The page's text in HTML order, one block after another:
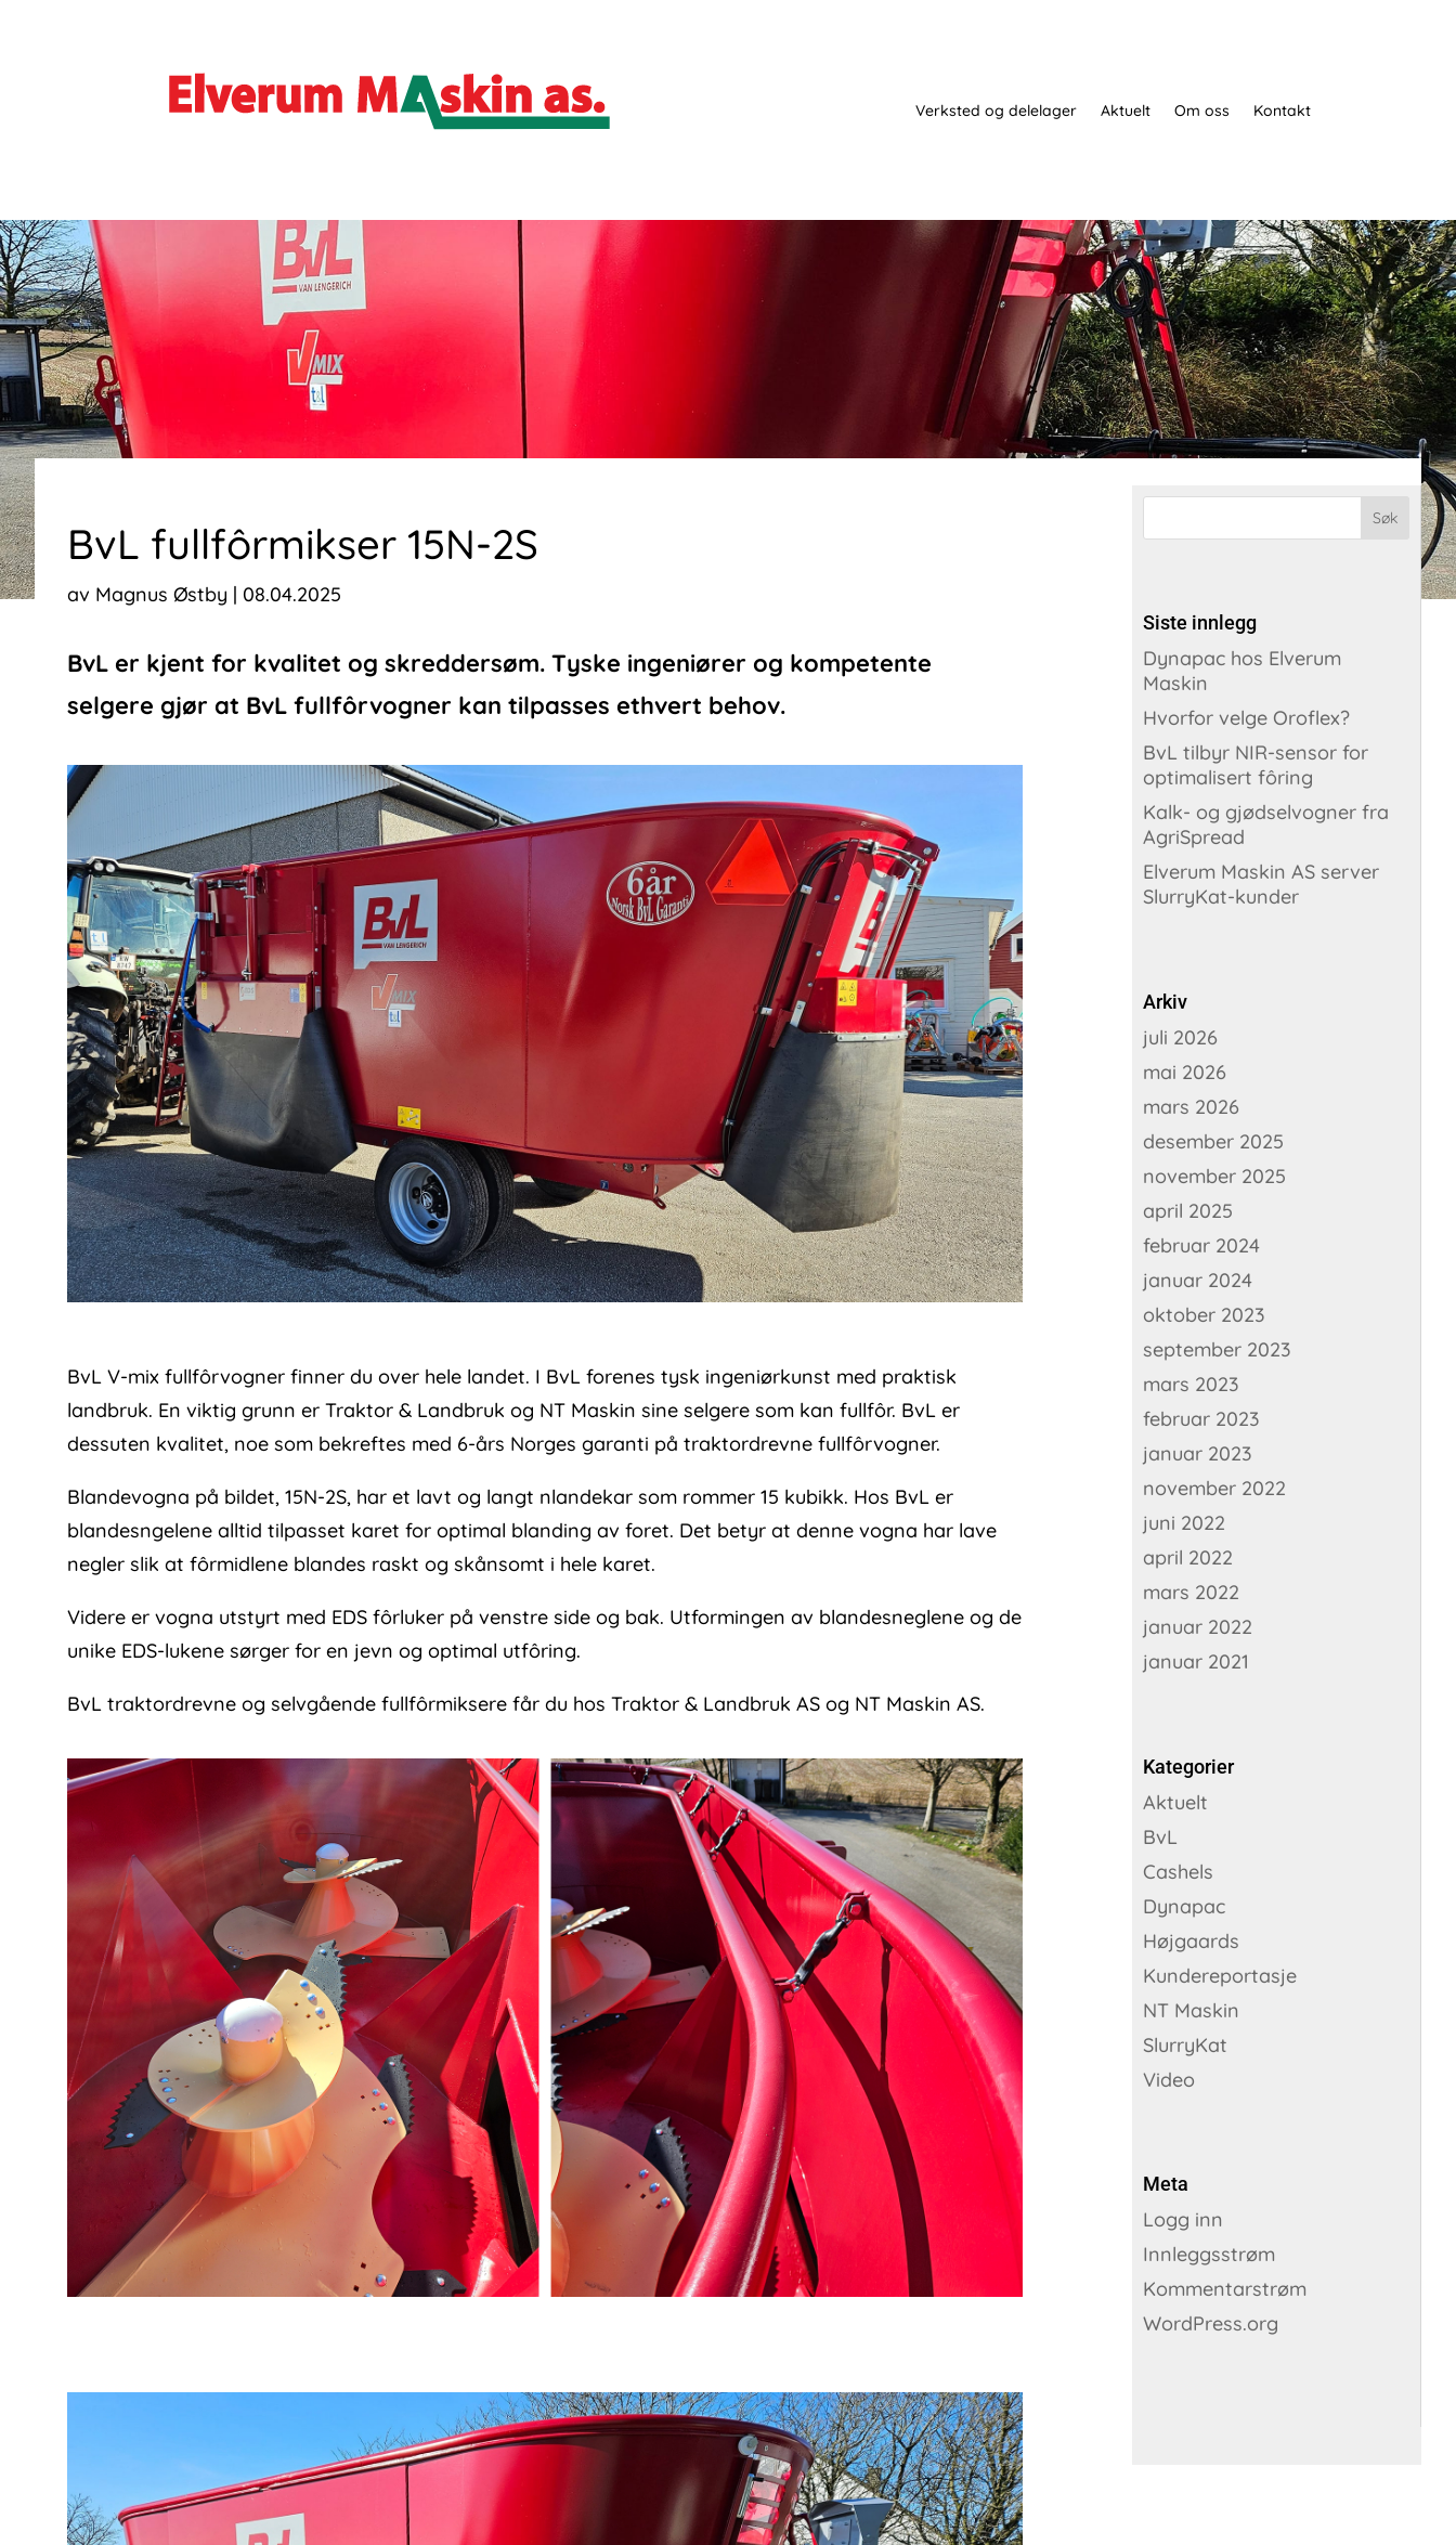
Verksted og delelager Aktuelt Om oss Kontakt
BvL fullfôrmikser 15N-2S
av Magnus Østby | 08.04.2025
BvL er kjent for kvalitet og skreddersøm. Tyske ingeniører og kompetente
selgere gjør at BvL fullfôrvogner kan tilpasses ethvert behov.
BvL V-mix fullfôrvogner finner du over hele landet. I BvL forenes tysk ingeniørkunst med praktisk
landbruk. En viktig grunn er Traktor & Landbruk og NT Maskin sine selgere som kan fullfôr. BvL er
dessuten kvalitet, noe som bekreftes med 6-års Norges garanti på traktordrevne fullfôrvogner.
Blandevogna på bildet, 15N-2S, har et lavt og langt nlandekar som rommer 15 kubikk. Hos BvL er
blandesngelene alltid tilpasset karet for optimal blanding av foret. Det betyr at denne vogna har lave
negler slik at fôrmidlene blandes raskt og skånsomt i hele karet.
Videre er vogna utstyrt med EDS fôrluker på venstre side og bak. Utformingen av blandesneglene og de
unike EDS-lukene sørger for en jevn og optimal utfôring.
BvL traktordrevne og selvgående fullfôrmiksere får du hos Traktor & Landbruk AS og NT Maskin AS.
Siste innlegg
Dynapac hos Elverum
Maskin
Hvorfor velge Oroflex?
BvL tilbyr NIR-sensor for
optimalisert fôring
Kalk- og gjødselvogner fra
AgriSpread
Elverum Maskin AS server
SlurryKat-kunder
Arkiv
juli 2026
mai 2026
mars 2026
desember 2025
november 2025
april 2025
februar 2024
januar 2024
oktober 2023
september 2023
mars 2023
februar 2023
januar 2023
november 2022
juni 2022
april 2022
mars 2022
januar 2022
januar 2021
Kategorier
Aktuelt
BvL
Cashels
Dynapac
Højgaards
Kundereportasje
NT Maskin
SlurryKat
Video
Meta
Logg inn
Innleggsstrøm
Kommentarstrøm
WordPress.org